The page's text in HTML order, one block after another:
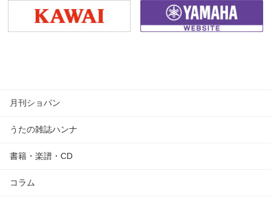
月刊ショパン
うたの雑誌ハンナ
書籍・楽譜・CD
コラム